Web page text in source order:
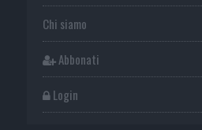
Chi siamo
Abbonati
Login